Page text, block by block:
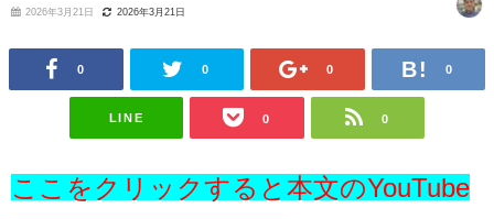
2026年3月21日 2026年3月21日
0 0 0 0
LINE 0 0
ここをクリックすると本文のYouTube